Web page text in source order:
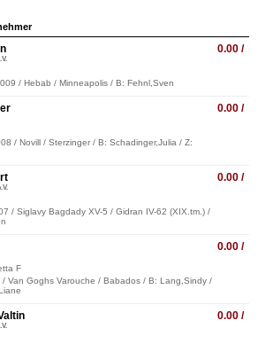
0.00 /
/ Hebab / Minneapolis / B: Fehnl,Sven
0.00 /
/ Novill / Sterzinger / B: Schadinger,Julia / Z:
0.00 /
/ Siglavy Bagdady XV-5 / Gidran IV-62 (XIX.tm.) /
0.00 /
F
/ Van Goghs Varouche / Babados / B: Lang,Sindy /
0.00 /